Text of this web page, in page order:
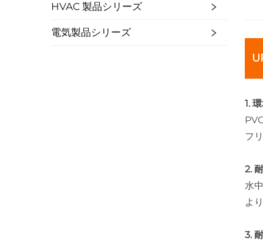
HVAC 製品シリーズ
電気製品シリーズ
1.
フ
2.
水
よ
3.